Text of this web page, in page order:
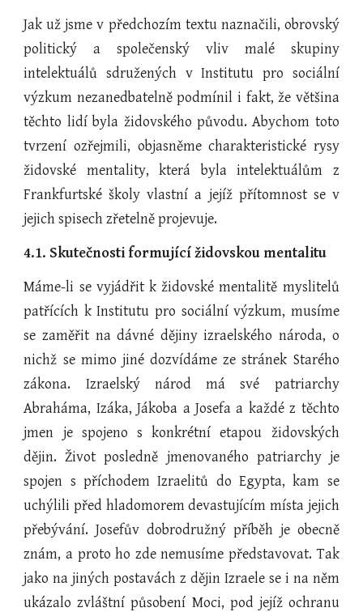
Jak už jsme v předchozím textu naznačili, obrovský
politický a společenský vliv malé skupiny
intelektuálů sdružených v Institutu pro sociální
výzkum nezanedbatelně podmínil i fakt, že většina
těchto lidí byla židovského původu. Abychom toto
tvrzení ozřejmili, objasněme charakteristické rysy
židovské mentality, která byla intelektuálům z
Frankfurtské školy vlastní a jejíž přítomnost se v
jejich spisech zřetelně projevuje.
4.1. Skutečnosti formující židovskou mentalitu
Máme-li se vyjádřit k židovské mentalitě myslitelů
patřících k Institutu pro sociální výzkum, musíme
se zaměřit na dávné dějiny izraelského národa, o
nichž se mimo jiné dozvídáme ze stránek Starého
zákona. Izraelský národ má své patriarchy
Abraháma, Izáka, Jákoba a Josefa a každé z těchto
jmen je spojeno s konkrétní etapou židovských
dějin. Život posledně jmenovaného patriarchy je
spojen s příchodem Izraelitů do Egypta, kam se
uchýlili před hladomorem devastujícím místa jejich
přebývání. Josefův dobrodružný příběh je obecně
znám, a proto ho zde nemusíme představovat. Tak
jako na jiných postavách z dějin Izraele se i na něm
ukázalo zvláštní působení Moci, pod jejíž ochranu